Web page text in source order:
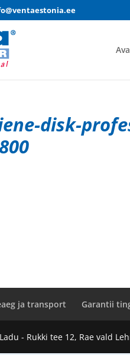
disk-
ja transport Garantii
- Rukki tee 12, Rae vald